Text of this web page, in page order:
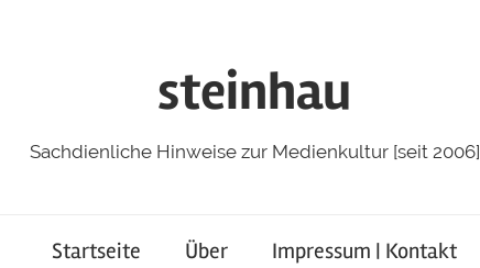
steinhau
Sachdienliche Hinweise zur Medienkultur [seit 2006]
Startseite Über Impressum | Kontakt